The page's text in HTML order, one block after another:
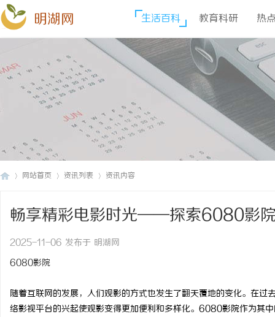
明湖网 生活百科 教育科研 热
网站首页 资讯列表 资讯内容
畅享精彩电影时光——探索6080影
2025-11-06 发布于 明湖网
6080影院
随着互联网的发展，人们观影的方式也发生了翻天覆地的变化。在
络影视平台的兴起使观影变得更加便利和多样化。6080影院作为其